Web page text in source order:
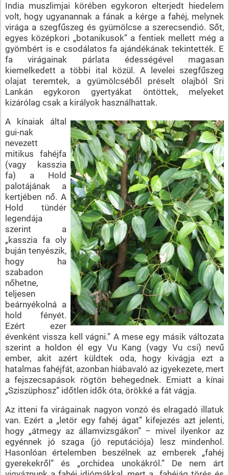
India muszlimjai körében egykoron elterjedt hiedelem
volt, hogy ugyanannak a fának a kérge a fahéj, melynek
virága a szegfűszeg és gyümölcse a szerecsendió. Sőt,
egyes középkori „botanikusok” a fentiek mellett még a
gyömbért is e csodálatos fa ajándékának tekintették. E
fa virágainak párlata édességével magasan
kiemelkedett a többi ital közül. A levelei szegfűszeg
olajat teremtek, a gyümölcséből préselt olajból Sri
Lankán egykoron gyertyákat öntöttek, melyeket
kizárólag csak a királyok használhattak.
A kínaiak által
gui-nak
nevezett
mitikus fahéjfa
(vagy kasszia
fa) a Hold
palotájának a
kertjében nő. A
Hold tündér
legendája
szerint a
„kasszia fa oly
buján tenyészik,
hogy ha
szabadon
nőhetne,
teljesen
beárnyékolná a
hold fényét.
Ezért ezer
évenként vissza kell vágni.” A mese egy másik változata
szerint a holdon él egy Vu Kang (vagy Vu csi) nevű
ember, akit azért küldtek oda, hogy kivágja ezt a
hatalmas fahéjfát, azonban hiábavaló az igyekezete, mert
a fejszecsapások rögtön behegednek. Emiatt a kínai
„Sziszüphosz” időtlen idők óta, örökké a fát vágja.
Az itteni fa virágainak nagyon vonzó és elragadó illatuk
van. Ezért a „letör egy fahéj ágat” kifejezés azt jelenti,
hogy „átmegy az államvizsgákon” – mivel ilyenkor az
egyénnek jó szaga (jó reputációja) lesz mindenhol.
Hasonlóan értelemben beszélnek az emberek „fahéj
gyerekekről” és „orchidea unokákról.” De nem árt